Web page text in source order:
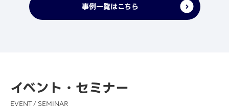
事例一覧はこちら
イベント・セミナー
EVENT / SEMINAR